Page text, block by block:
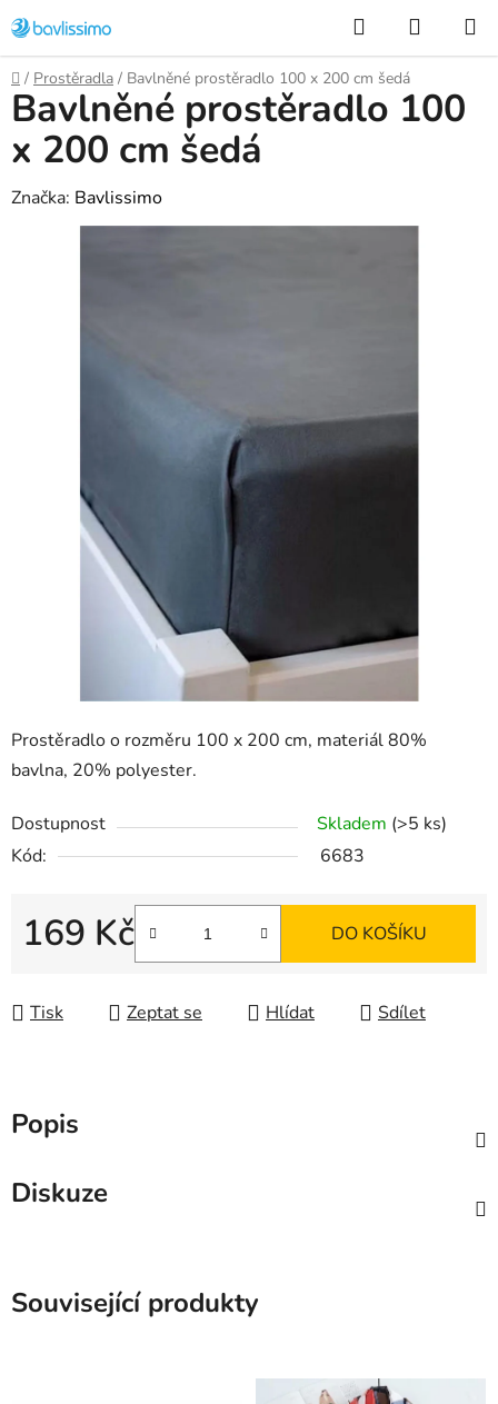
na
obsah
Hledat
KOŠÍK
Domů
/ Prostěradla / Bavlněné prostěradlo 100 x 200 cm šedá
Prostěradlo o rozměru 100 x 200 cm, materiál 80%
bavlna, 20% polyester.
Dostupnost Skladem (>5 ks)
Kód:
6683
169 Kč DO KOŠÍKU
Tisk Zeptat se Hlídat Sdílet
Bavlněné prostěradlo 100
x 200 cm šedá
Značka: Bavlissimo
Popis
Diskuze
Související produkty